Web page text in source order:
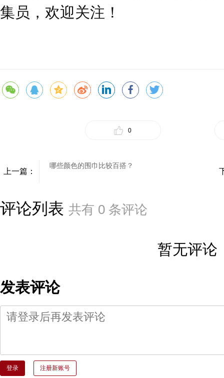
集员，欢迎关注！
0
上一篇：
哪些颜色的围巾比较百搭？
评论列表 共有 0 条评论
暂无评论
发表评论
登录 注册新账号